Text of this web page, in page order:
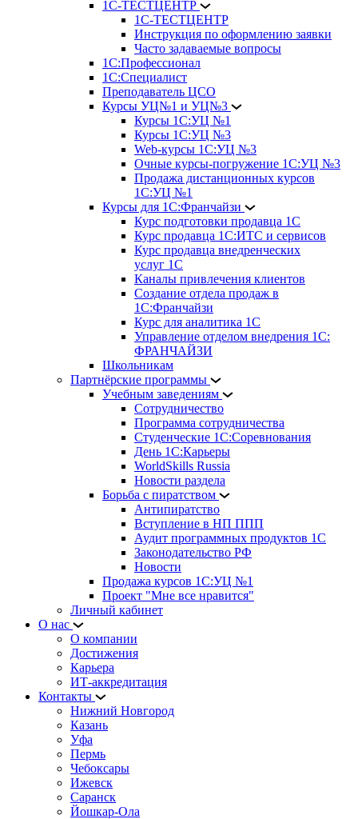
1С-ТЕСТЦЕНТР
1С-ТЕСТЦЕНТР
Инструкция по оформлению заявки
Часто задаваемые вопросы
1С:Профессионал
1С:Специалист
Преподаватель ЦСО
Курсы УЦ№1 и УЦ№3
Курсы 1С:УЦ №1
Курсы 1С:УЦ №3
Web-курсы 1С:УЦ №3
Очные курсы-погружение 1С:УЦ №3
Продажа дистанционных курсов
1С:УЦ №1
Курсы для 1С:Франчайзи
Курс подготовки продавца 1С
Курс продавца 1С:ИТС и сервисов
Курс продавца внедренческих
услуг 1С
Каналы привлечения клиентов
Создание отдела продаж в
1С:Франчайзи
Курс для аналитика 1С
Управление отделом внедрения 1С:
ФРАНЧАЙЗИ
Школьникам
Партнёрские программы
Учебным заведениям
Сотрудничество
Программа сотрудничества
Студенческие 1С:Соревнования
День 1С:Карьеры
WorldSkills Russia
Новости раздела
Борьба с пиратством
Антипиратство
Вступление в НП ППП
Аудит программных продуктов 1С
Законодательство РФ
Новости
Продажа курсов 1С:УЦ №1
Проект "Мне все нравится"
Личный кабинет
О нас
О компании
Достижения
Карьера
ИТ-аккредитация
Контакты
Нижний Новгород
Казань
Уфа
Пермь
Чебоксары
Ижевск
Саранск
Йошкар-Ола